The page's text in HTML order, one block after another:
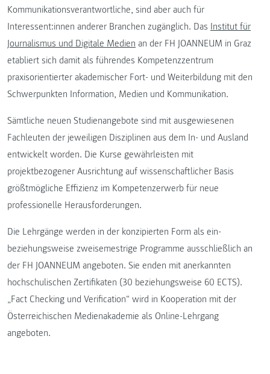
Kommunikationsverantwortliche, sind aber auch für
Interessent:innen anderer Branchen zugänglich. Das Institut für
Journalismus und Digitale Medien an der FH JOANNEUM in Graz
etabliert sich damit als führendes Kompetenzzentrum
praxisorientierter akademischer Fort- und Weiterbildung mit den
Schwerpunkten Information, Medien und Kommunikation.
Sämtliche neuen Studienangebote sind mit ausgewiesenen
Fachleuten der jeweiligen Disziplinen aus dem In- und Ausland
entwickelt worden. Die Kurse gewährleisten mit
projektbezogener Ausrichtung auf wissenschaftlicher Basis
größtmögliche Effizienz im Kompetenzerwerb für neue
professionelle Herausforderungen.
Die Lehrgänge werden in der konzipierten Form als ein-
beziehungsweise zweisemestrige Programme ausschließlich an
der FH JOANNEUM angeboten. Sie enden mit anerkannten
hochschulischen Zertifikaten (30 beziehungsweise 60 ECTS).
„Fact Checking und Verification“ wird in Kooperation mit der
Österreichischen Medienakademie als Online-Lehrgang
angeboten.